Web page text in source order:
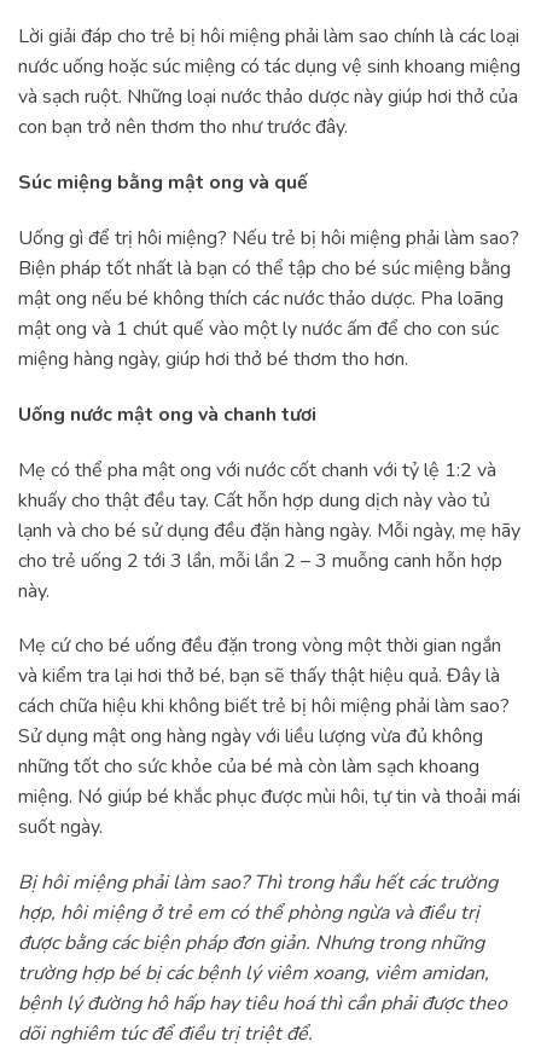
Lời giải đáp cho trẻ bị hôi miệng phải làm sao chính là các loại
nước uống hoặc súc miệng có tác dụng vệ sinh khoang miệng
và sạch ruột. Những loại nước thảo dược này giúp hơi thở của
con bạn trở nên thơm tho như trước đây.
Súc miệng bằng mật ong và quế
Uống gì để trị hôi miệng? Nếu trẻ bị hôi miệng phải làm sao?
Biện pháp tốt nhất là bạn có thể tập cho bé súc miệng bằng
mật ong nếu bé không thích các nước thảo dược. Pha loãng
mật ong và 1 chút quế vào một ly nước ấm để cho con súc
miệng hàng ngày, giúp hơi thở bé thơm tho hơn.
Uống nước mật ong và chanh tươi
Mẹ có thể pha mật ong với nước cốt chanh với tỷ lệ 1:2 và
khuấy cho thật đều tay. Cất hỗn hợp dung dịch này vào tủ
lạnh và cho bé sử dụng đều đặn hàng ngày. Mỗi ngày, mẹ hãy
cho trẻ uống 2 tới 3 lần, mỗi lần 2 – 3 muỗng canh hỗn hợp
này.
Mẹ cứ cho bé uống đều đặn trong vòng một thời gian ngắn
và kiểm tra lại hơi thở bé, bạn sẽ thấy thật hiệu quả. Đây là
cách chữa hiệu khi không biết trẻ bị hôi miệng phải làm sao?
Sử dụng mật ong hàng ngày với liều lượng vừa đủ không
những tốt cho sức khỏe của bé mà còn làm sạch khoang
miệng. Nó giúp bé khắc phục được mùi hôi, tự tin và thoải mái
suốt ngày.
Bị hôi miệng phải làm sao? Thì trong hầu hết các trường
hợp, hôi miệng ở trẻ em có thể phòng ngừa và điều trị
được bằng các biện pháp đơn giản. Nhưng trong những
trường hợp bé bị các bệnh lý viêm xoang, viêm amidan,
bệnh lý đường hô hấp hay tiêu hoá thì cần phải được theo
dõi nghiêm túc để điều trị triệt để.